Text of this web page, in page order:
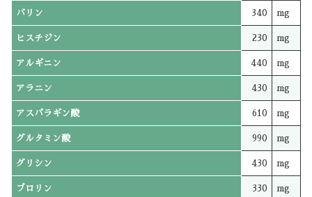
バリン 340 mg
ヒスチジン 230 mg
アルギニン 440 mg
アラニン 430 mg
アスパラギン酸 610 mg
グルタミン酸 990 mg
グリシン 430 mg
プロリン 330 mg